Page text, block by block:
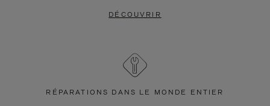
DÉCOUVRIR
RÉPARATIONS DANS LE MONDE ENTIER